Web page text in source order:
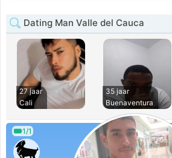
Dating Man Valle del Cauca
27 jaar
Cali
35 jaar
Buenaventura
1/1